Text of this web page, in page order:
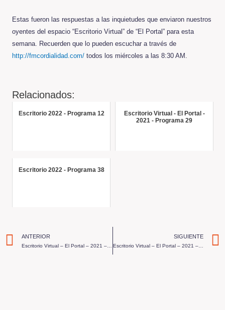
Estas fueron las respuestas a las inquietudes que enviaron nuestros
oyentes del espacio “Escritorio Virtual” de “El Portal” para esta
semana. Recuerden que lo pueden escuchar a través de
http://fmcordialidad.com/ todos los miércoles a las 8:30 AM.
Relacionados:
Escritorio 2022 - Programa 12
Escritorio Virtual - El Portal -
2021 - Programa 29
Escritorio 2022 - Programa 38
ANTERIOR
Escritorio Virtual – El Portal – 2021 – Programa 21
SIGUIENTE
Escritorio Virtual – El Portal – 2021 – Programa 23